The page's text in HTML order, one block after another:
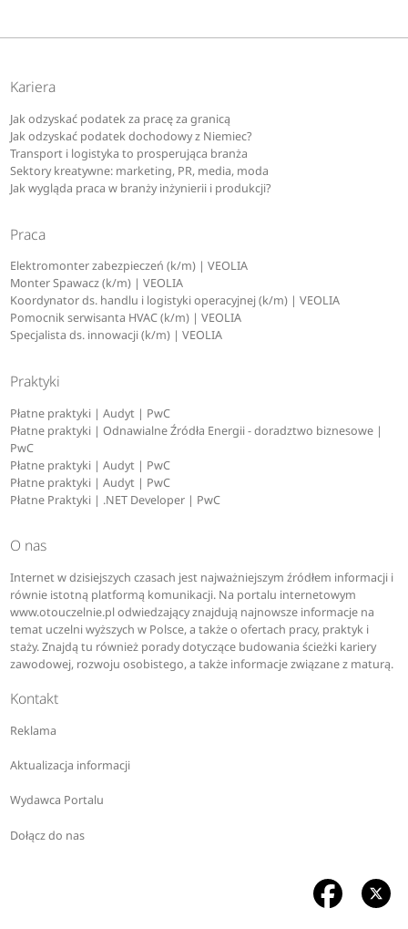
Kariera
Jak odzyskać podatek za pracę za granicą
Jak odzyskać podatek dochodowy z Niemiec?
Transport i logistyka to prosperująca branża
Sektory kreatywne: marketing, PR, media, moda
Jak wygląda praca w branży inżynierii i produkcji?
Praca
Elektromonter zabezpieczeń (k/m) | VEOLIA
Monter Spawacz (k/m) | VEOLIA
Koordynator ds. handlu i logistyki operacyjnej (k/m) | VEOLIA
Pomocnik serwisanta HVAC (k/m) | VEOLIA
Specjalista ds. innowacji (k/m) | VEOLIA
Praktyki
Płatne praktyki | Audyt | PwC
Płatne praktyki | Odnawialne Źródła Energii - doradztwo biznesowe |
PwC
Płatne praktyki | Audyt | PwC
Płatne praktyki | Audyt | PwC
Płatne Praktyki | .NET Developer | PwC
O nas
Internet w dzisiejszych czasach jest najważniejszym źródłem informacji i
równie istotną platformą komunikacji. Na portalu internetowym
www.otouczelnie.pl odwiedzający znajdują najnowsze informacje na
temat uczelni wyższych w Polsce, a także o ofertach pracy, praktyk i
staży. Znajdą tu również porady dotyczące budowania ścieżki kariery
zawodowej, rozwoju osobistego, a także informacje związane z maturą.
Kontakt
Reklama
Aktualizacja informacji
Wydawca Portalu
Dołącz do nas